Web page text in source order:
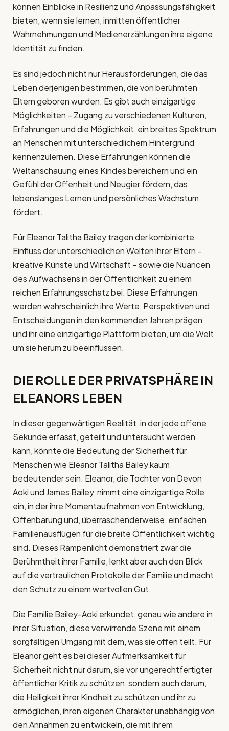
können Einblicke in Resilienz und Anpassungsfähigkeit
bieten, wenn sie lernen, inmitten öffentlicher
Wahrnehmungen und Medienerzählungen ihre eigene
Identität zu finden.
Es sind jedoch nicht nur Herausforderungen, die das
Leben derjenigen bestimmen, die von berühmten
Eltern geboren wurden. Es gibt auch einzigartige
Möglichkeiten – Zugang zu verschiedenen Kulturen,
Erfahrungen und die Möglichkeit, ein breites Spektrum
an Menschen mit unterschiedlichem Hintergrund
kennenzulernen. Diese Erfahrungen können die
Weltanschauung eines Kindes bereichern und ein
Gefühl der Offenheit und Neugier fördern, das
lebenslanges Lernen und persönliches Wachstum
fördert.
Für Eleanor Talitha Bailey tragen der kombinierte
Einfluss der unterschiedlichen Welten ihrer Eltern –
kreative Künste und Wirtschaft – sowie die Nuancen
des Aufwachsens in der Öffentlichkeit zu einem
reichen Erfahrungsschatz bei. Diese Erfahrungen
werden wahrscheinlich ihre Werte, Perspektiven und
Entscheidungen in den kommenden Jahren prägen
und ihr eine einzigartige Plattform bieten, um die Welt
um sie herum zu beeinflussen.
DIE ROLLE DER PRIVATSPHÄRE IN
ELEANORS LEBEN
In dieser gegenwärtigen Realität, in der jede offene
Sekunde erfasst, geteilt und untersucht werden
kann, könnte die Bedeutung der Sicherheit für
Menschen wie Eleanor Talitha Bailey kaum
bedeutender sein. Eleanor, die Tochter von Devon
Aoki und James Bailey, nimmt eine einzigartige Rolle
ein, in der ihre Momentaufnahmen von Entwicklung,
Offenbarung und, überraschenderweise, einfachen
Familienausflügen für die breite Öffentlichkeit wichtig
sind. Dieses Rampenlicht demonstriert zwar die
Berühmtheit ihrer Familie, lenkt aber auch den Blick
auf die vertraulichen Protokolle der Familie und macht
den Schutz zu einem wertvollen Gut.
Die Familie Bailey-Aoki erkundet, genau wie andere in
ihrer Situation, diese verwirrende Szene mit einem
sorgfältigen Umgang mit dem, was sie offen teilt. Für
Eleanor geht es bei dieser Aufmerksamkeit für
Sicherheit nicht nur darum, sie vor ungerechtfertigter
öffentlicher Kritik zu schützen, sondern auch darum,
die Heiligkeit ihrer Kindheit zu schützen und ihr zu
ermöglichen, ihren eigenen Charakter unabhängig von
den Annahmen zu entwickeln, die mit ihrem